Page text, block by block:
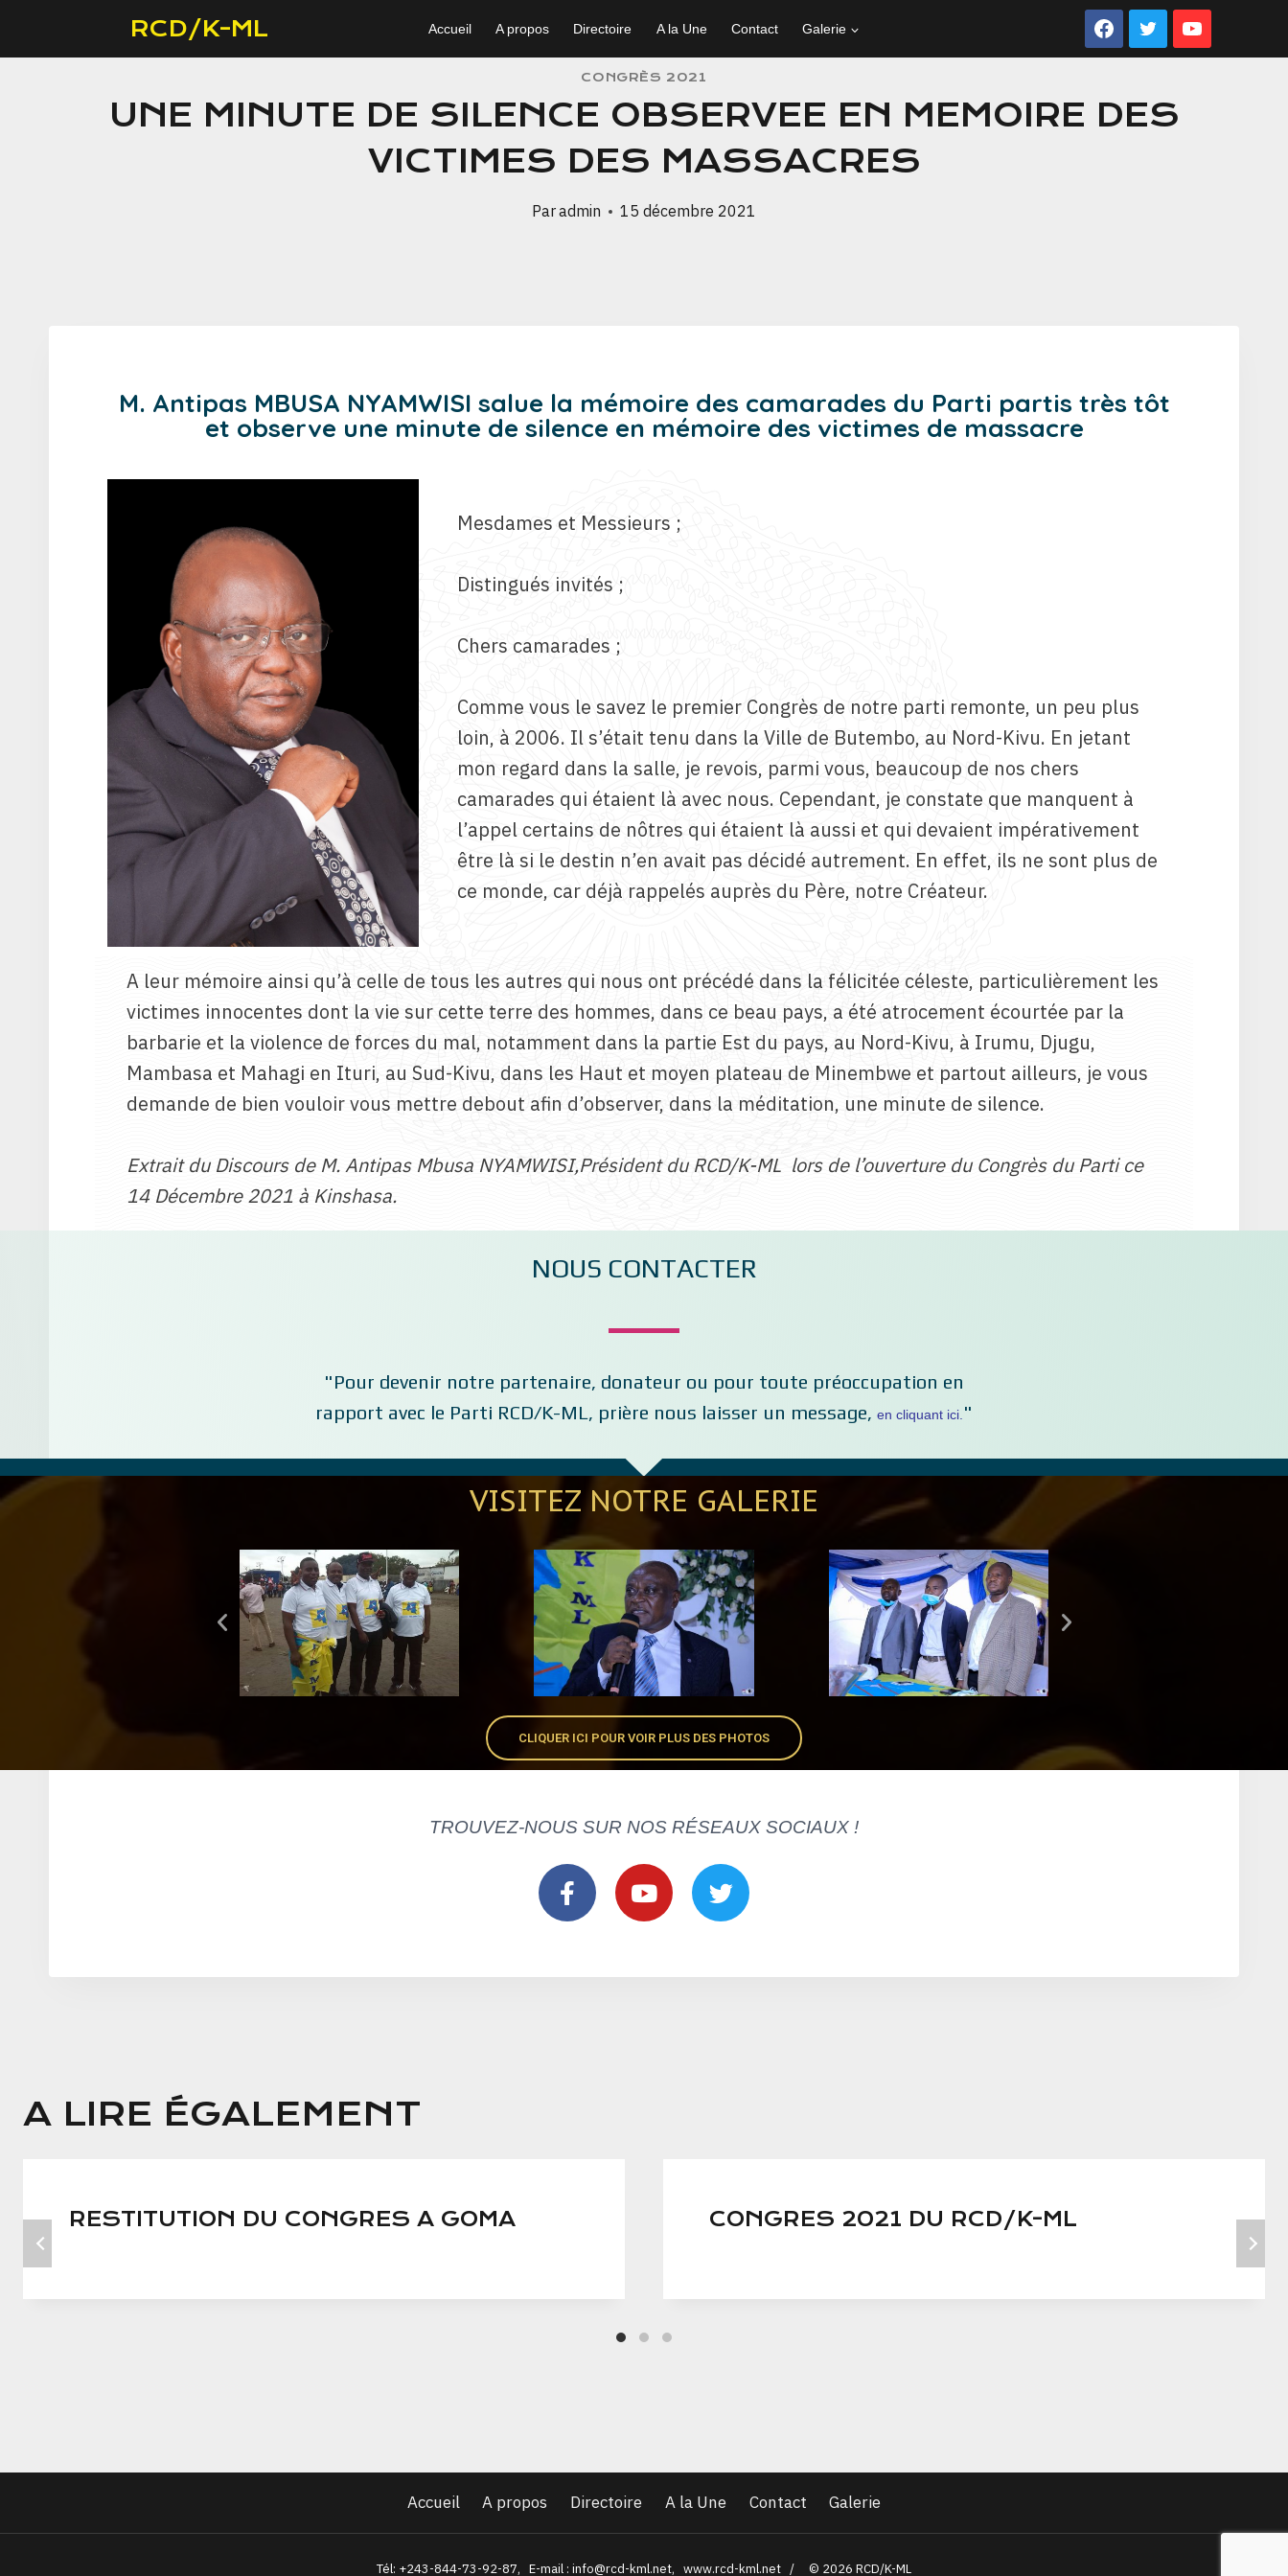
RCD/K-ML Accueil A propos Directoire A la Une Contact Galerie
CONGRÈS 2021
UNE MINUTE DE SILENCE OBSERVEE EN MEMOIRE DES
VICTIMES DES MASSACRES
Paradmin 15 décembre 2021
M. Antipas MBUSA NYAMWISI salue la mémoire des camarades du Parti partis très tôt
et observe une minute de silence en mémoire des victimes de massacre
Mesdames et Messieurs ;
Distingués invités ;
Chers camarades ;
Comme vous le savez le premier Congrès de notre parti remonte, un peu plus
loin, à 2006. Il s’était tenu dans la Ville de Butembo, au Nord-Kivu. En jetant
mon regard dans la salle, je revois, parmi vous, beaucoup de nos chers
camarades qui étaient là avec nous. Cependant, je constate que manquent à
l’appel certains de nôtres qui étaient là aussi et qui devaient impérativement
être là si le destin n’en avait pas décidé autrement. En effet, ils ne sont plus de
ce monde, car déjà rappelés auprès du Père, notre Créateur.
A leur mémoire ainsi qu’à celle de tous les autres qui nous ont précédé dans la félicitée céleste, particulièrement les
victimes innocentes dont la vie sur cette terre des hommes, dans ce beau pays, a été atrocement écourtée par la
barbarie et la violence de forces du mal, notamment dans la partie Est du pays, au Nord-Kivu, à Irumu, Djugu,
Mambasa et Mahagi en Ituri, au Sud-Kivu, dans les Haut et moyen plateau de Minembwe et partout ailleurs, je vous
demande de bien vouloir vous mettre debout afin d’observer, dans la méditation, une minute de silence.
Extrait du Discours de M. Antipas Mbusa NYAMWISI,Président du RCD/K-ML lors de l’ouverture du Congrès du Parti ce
14 Décembre 2021 à Kinshasa.
NOUS CONTACTER
"Pour devenir notre partenaire, donateur ou pour toute préoccupation en
rapport avec le Parti RCD/K-ML, prière nous laisser un message, en cliquant ici."
VISITEZ NOTRE GALERIE
CLIQUER ICI POUR VOIR PLUS DES PHOTOS
TROUVEZ-NOUS SUR NOS RÉSEAUX SOCIAUX !
A LIRE ÉGALEMENT
RESTITUTION DU CONGRES A GOMA CONGRES 2021 DU RCD/K-ML
Accueil A propos Directoire A la Une Contact Galerie
Tél: +243-844-73-92-87, E-mail : info@rcd-kml.net, www.rcd-kml.net / © 2026 RCD/K-ML